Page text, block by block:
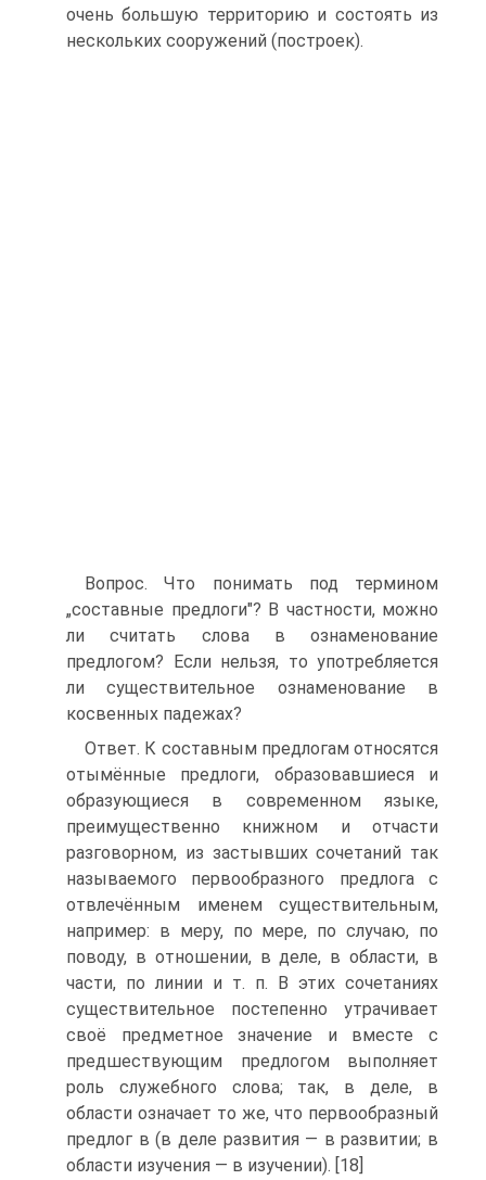
очень большую территорию и состоять из
нескольких сооружений (построек).
Вопрос. Что понимать под термином
„составные предлоги"? В частности, можно
ли считать слова в ознаменование
предлогом? Если нельзя, то употребляется
ли существительное ознаменование в
косвенных падежах?
Ответ. К составным предлогам относятся
отымённые предлоги, образовавшиеся и
образующиеся в современном языке,
преимущественно книжном и отчасти
разговорном, из застывших сочетаний так
называемого первообразного предлога с
отвлечённым именем существительным,
например: в меру, по мере, по случаю, по
поводу, в отношении, в деле, в области, в
части, по линии и т. п. В этих сочетаниях
существительное постепенно утрачивает
своё предметное значение и вместе с
предшествующим предлогом выполняет
роль служебного слова; так, в деле, в
области означает то же, что первообразный
предлог в (в деле развития — в развитии; в
области изучения — в изучении). [18]